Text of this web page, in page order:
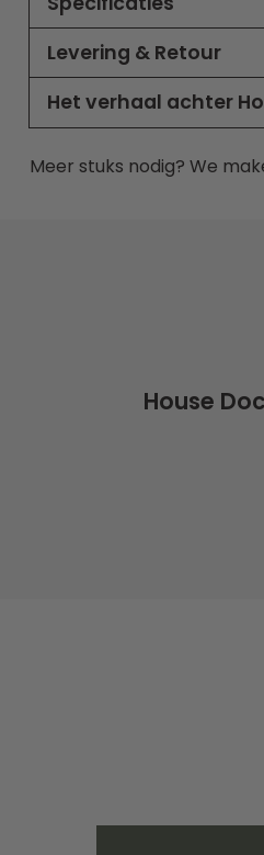
Levering & Retour
Het verhaal achter
Meer stuks nodig? We
House